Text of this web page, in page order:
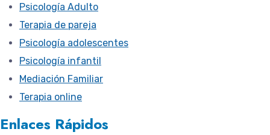
Psicología Adulto
Terapia de pareja
Psicología adolescentes
Psicología infantil
Mediación Familiar
Terapia online
Enlaces Rápidos